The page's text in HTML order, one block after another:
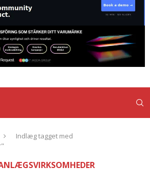
Indlæg tagget med